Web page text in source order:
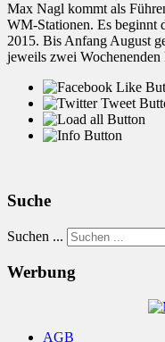
Max Nagl kommt als
WM-Stationen. Es beginnt
2015. Bis Anfang August
jeweils zwei Wochenenden
Suche
Suchen ...
Werbung
AGB